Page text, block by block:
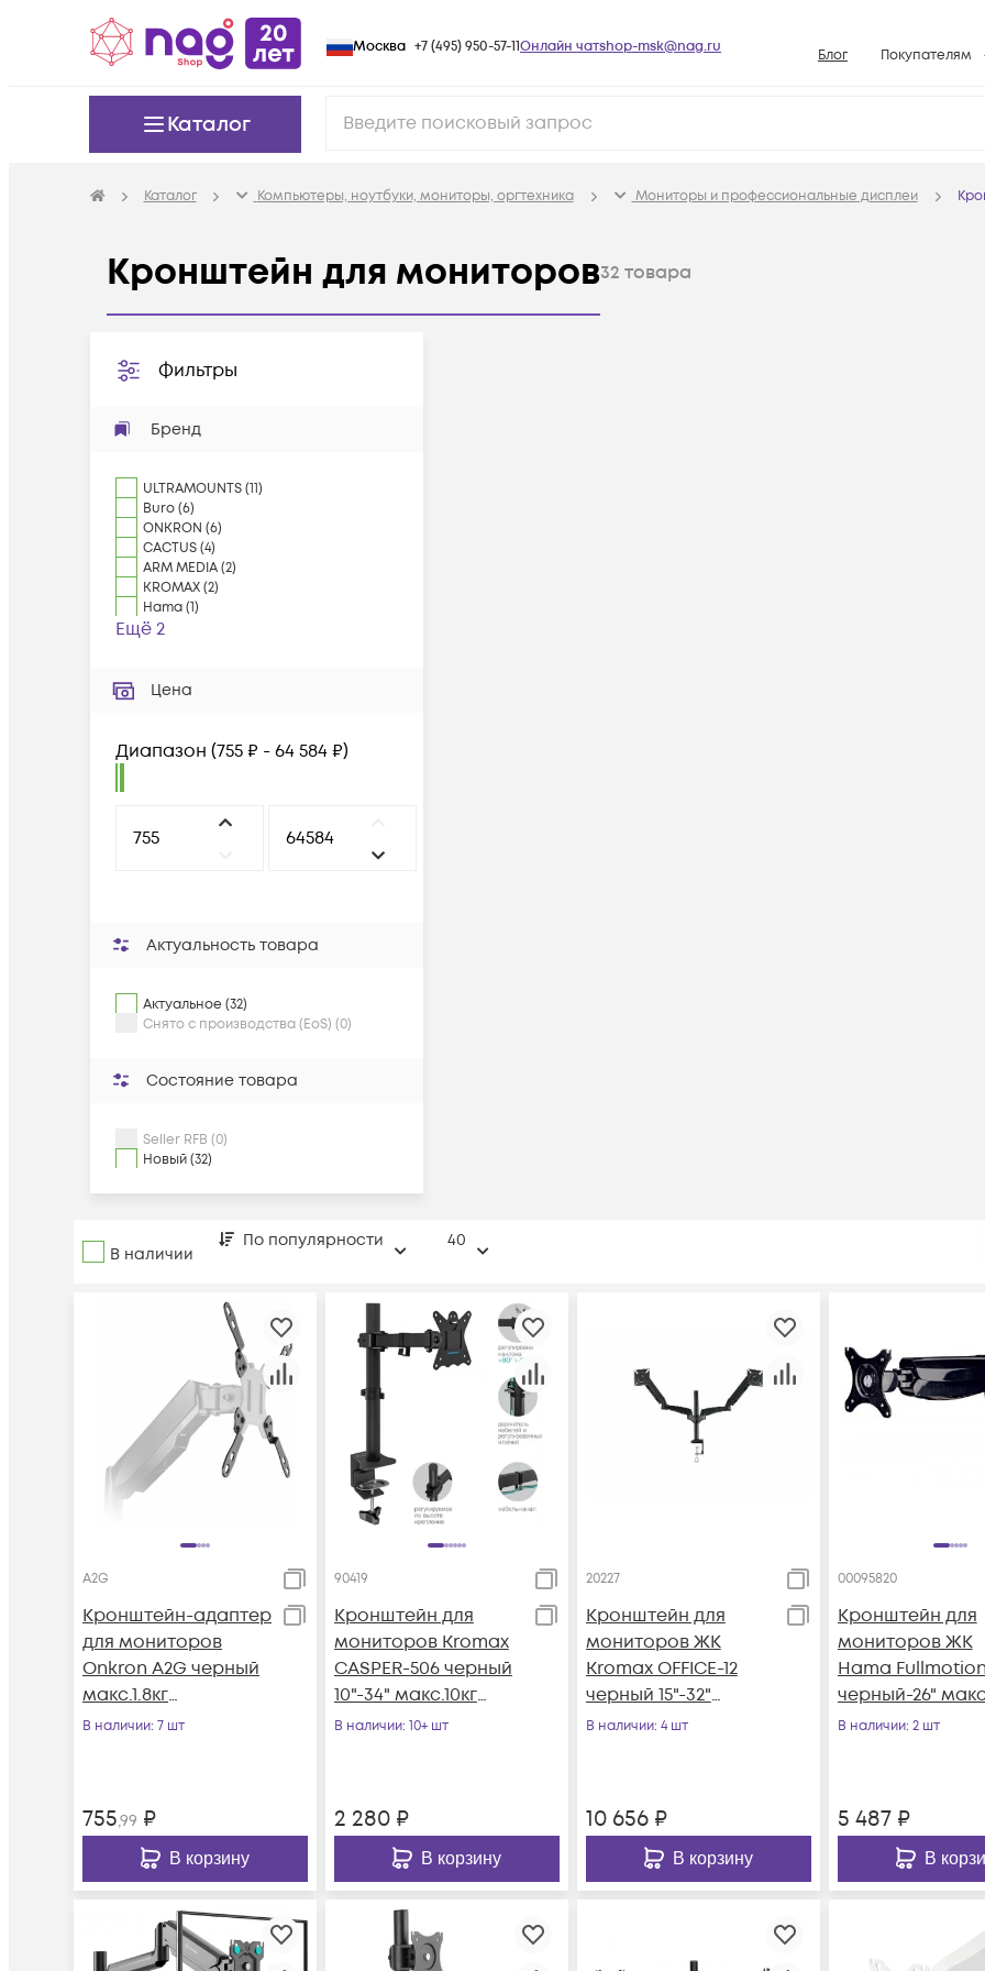
Москва +7 (495) 950-57-11Онлайн чатshop-msk@nag.ru Блог Покупателям
Условия
Каталог
Каталог Компьютеры, ноутбуки, мониторы, оргтехника Мониторы и профессиональные дисплеи
Кронштейн для мониторов32 товара
Фильтры
Бренд
ULTRAMOUNTS(11)
Buro(6)
ONKRON (6)
CACTUS(4)
ARM MEDIA(2)
KROMAX(2)
Hama(1)
Ещё 2
Цена
Диапазон (755 ₽ - 64 584 ₽)
Актуальность товара
Актуальное (32)
Снято с производства (EoS) (0)
Состояние товара
Seller RFB (0)
Новый (32)
В наличии
По популярности 40
A2G
Кронштейн-адаптер
для мониторов
Onkron A2G черный
макс.1.8кг
настольный
В наличии: 7 шт
755,99 ₽
В корзину
90419
Кронштейн для
мониторов Kromax
CASPER-506 черный
10"-34" макс.10кг
настольный
В наличии: 10+ шт
2 280₽
В корзину
20227
Кронштейн для
мониторов ЖК
Kromax OFFICE-12
черный 15"-32"
макс.12кг
В наличии: 4 шт
10 656₽
В корзину
00095820
Кронштейн для
мониторов ЖК
Hama
черный-26"
крепление к
В наличии: 2 шт
5 487₽
В